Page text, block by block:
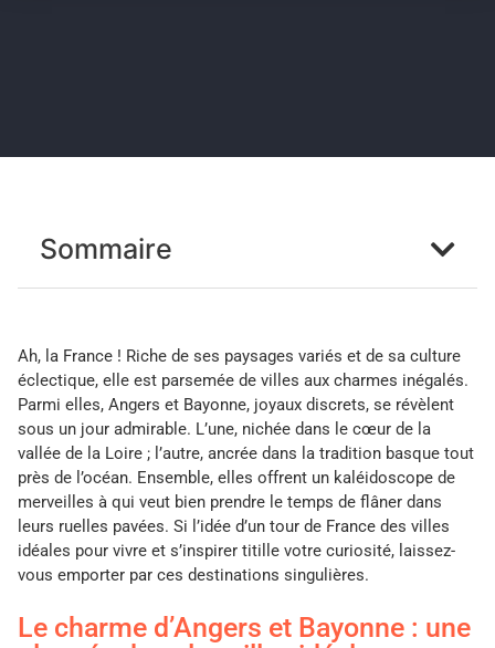
Sommaire
Ah, la France ! Riche de ses paysages variés et de sa culture
éclectique, elle est parsemée de villes aux charmes inégalés.
Parmi elles, Angers et Bayonne, joyaux discrets, se révèlent
sous un jour admirable. L’une, nichée dans le cœur de la
vallée de la Loire ; l’autre, ancrée dans la tradition basque tout
près de l’océan. Ensemble, elles offrent un kaléidoscope de
merveilles à qui veut bien prendre le temps de flâner dans
leurs ruelles pavées. Si l’idée d’un tour de France des villes
idéales pour vivre et s’inspirer titille votre curiosité, laissez-
vous emporter par ces destinations singulières.
Le charme d’Angers et Bayonne : une